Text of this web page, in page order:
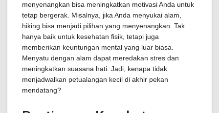
menyenangkan bisa meningkatkan motivasi Anda untuk
tetap bergerak. Misalnya, jika Anda menyukai alam,
hiking bisa menjadi pilihan yang menyenangkan. Tak
hanya baik untuk kesehatan fisik, tetapi juga
memberikan keuntungan mental yang luar biasa.
Menyatu dengan alam dapat meredakan stres dan
meningkatkan suasana hati. Jadi, kenapa tidak
menjadwalkan petualangan kecil di akhir pekan
mendatang?